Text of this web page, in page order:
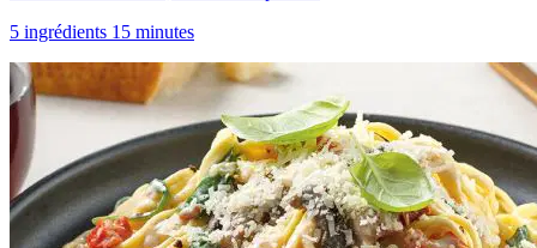
5 ingrédients 15 minutes